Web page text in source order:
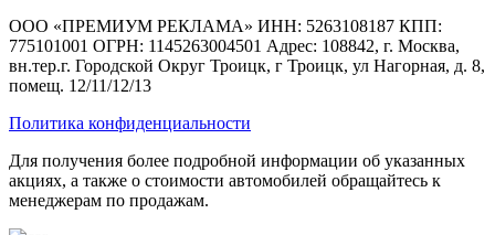
ООО «ПРЕМИУМ РЕКЛАМА» ИНН: 5263108187 КПП:
775101001 ОГРН: 1145263004501 Адрес: 108842, г. Москва,
вн.тер.г. Городской Округ Троицк, г Троицк, ул Нагорная, д. 8,
помещ. 12/11/12/13
Политика конфиденциальности
Для получения более подробной информации об указанных
акциях, а также о стоимости автомобилей обращайтесь к
менеджерам по продажам.